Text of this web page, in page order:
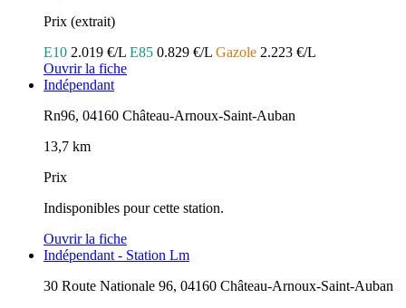
Prix (extrait)
E10 2.019 €/L E85 0.829 €/L Gazole 2.223 €/L
Ouvrir la fiche
Indépendant
Rn96, 04160 Château-Arnoux-Saint-Auban
13,7 km
Prix
Indisponibles pour cette station.
Ouvrir la fiche
Indépendant - Station Lm
30 Route Nationale 96, 04160 Château-Arnoux-Saint-Auban